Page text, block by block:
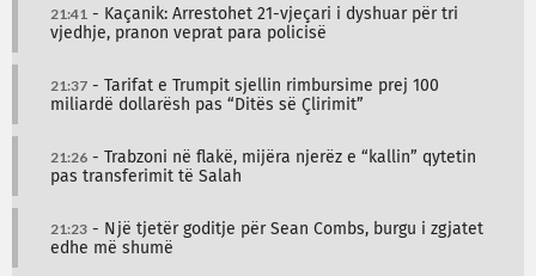
21:41 - Kaçanik: Arrestohet 21-vjeçari i dyshuar për tri
vjedhje, pranon veprat para policisë
21:37 - Tarifat e Trumpit sjellin rimbursime prej 100
miliardë dollarësh pas “Ditës së Çlirimit”
21:26 - Trabzoni në flakë, mijëra njerëz e “kallin” qytetin
pas transferimit të Salah
21:23 - Një tjetër goditje për Sean Combs, burgu i zgjatet
edhe më shumë